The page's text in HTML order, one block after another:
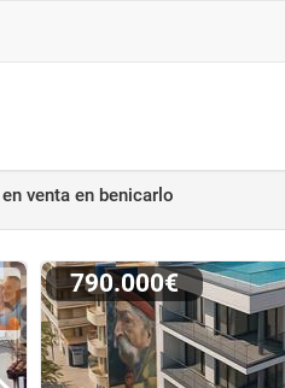
venta en benicarlo
790.000€